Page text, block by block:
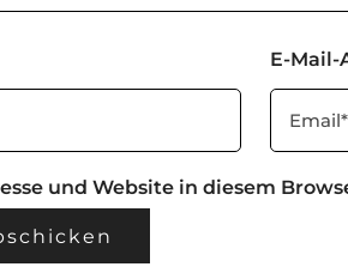
E-Mail-
und Website in diesem